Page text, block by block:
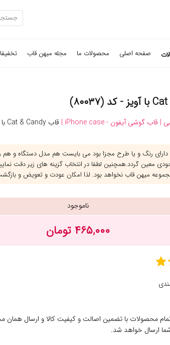
صفحه اصلی محصولات ما مجله میهن قاب
| قاب گوشی آیفون - iPhone case | قاب Cat & Candy با آویز
رنگ و یا طرح مجزا بود می بایست هم مدل دستگاه و هم
معین گردد.همچنین لطفا در انتخاب گزینه های زیر دقت
میهن قاب نخواهد بود. لذا امکان عودت و تعویض و
ناموجود
۴۶۵,۰۰۰ تومان
محصولات با تضمین اصالت و کیفیت کالا و ارسال
ارسال خواهد شد.